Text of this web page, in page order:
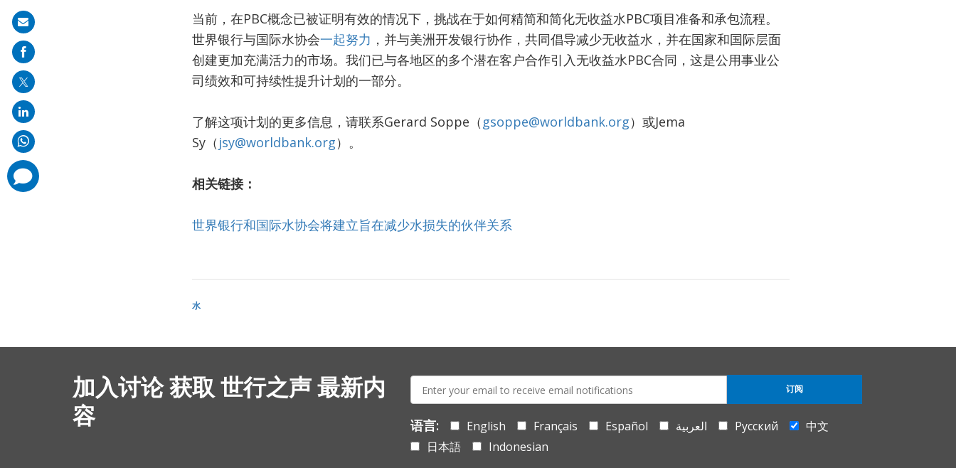
当前，在PBC概念已被证明有效的情况下，挑战在于如何精简和简化无收益水PBC项目准备和承包流程。
世界银行与国际水协会一起努力 ，并与美洲开发银行协作，共同倡导减少无收益水，并在国家和国际层面
创建更加充满活力的市场。我们已与各地区的多个潜在客户合作引入无收益水PBC合同，这是公用事业公
司绩效和可持续性提升计划的一部分。
了解这项计划的更多信息，请联系Gerard Soppe（ gsoppe@worldbank.org）或Jema
Sy（ jsy@worldbank.org）。
相关链接：
世界银行和国际水协会将建立旨在减少水损失的伙伴关系
水
加入讨论 获取 世行之声 最新内
容
mail:
语言: English Français Español العربية Русский
中文
日本語
Indonesian
订阅
Share
on
mail
comments
added